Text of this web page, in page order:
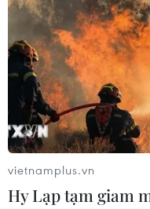
TIN CÙNG
7 học sinh đội tuyển
huy chương tại
07/08/2026 15:27
vietnamplus.vn
Hy Lạp tạm giam